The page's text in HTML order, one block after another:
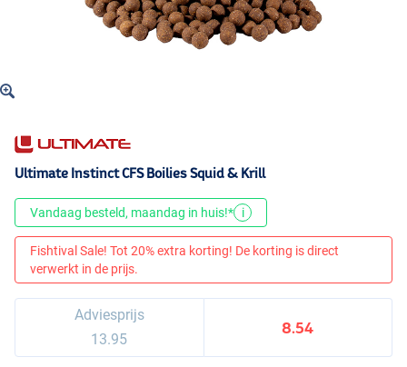
Ultimate Instinct CFS Boilies Squid & Krill
Vandaag besteld, maandag in huis!* i
Fishtival Sale! Tot 20% extra korting! De korting is direct
verwerkt in de prijs.
Adviesprijs
13.95
8.54